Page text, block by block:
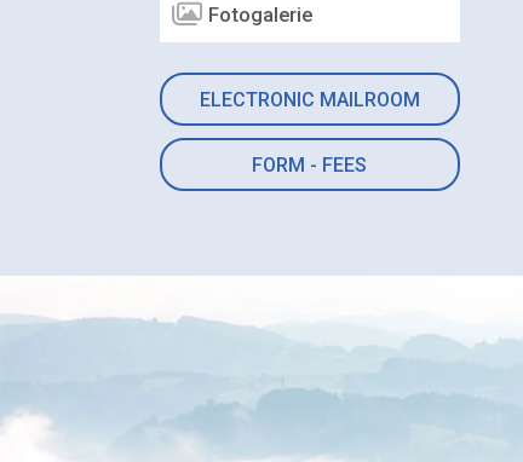
Fotogalerie
ELECTRONIC MAILROOM
FORM - FEES